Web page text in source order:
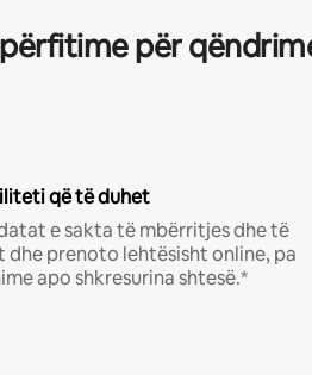
për
që të duhet
e sakta të mbërritjes dhe të
dhe prenoto lehtësisht online, pa
apo shkresurina shtesë.*